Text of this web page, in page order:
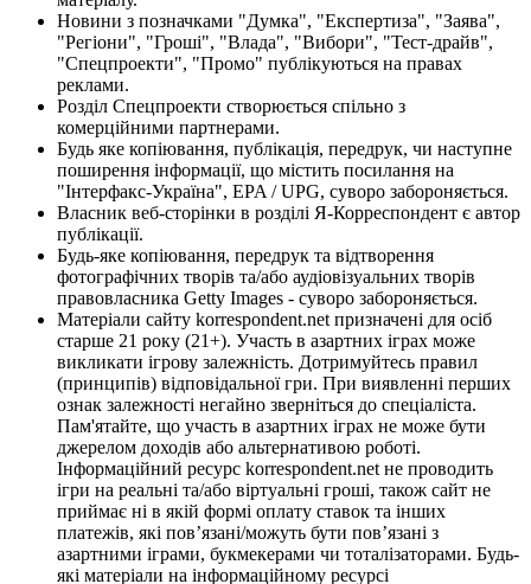
Новини з позначками "Думка", "Експертиза", "Заява",
"Регіони", "Гроші", "Влада", "Вибори", "Тест-драйв",
"Спецпроекти", "Промо" публікуються на правах
реклами.
Розділ Спецпроекти створюється спільно з
комерційними партнерами.
Будь яке копіювання, публікація, передрук, чи наступне
поширення інформації, що містить посилання на
"Інтерфакс-Україна", EPA / UPG, суворо забороняється.
Власник веб-сторінки в розділі Я-Корреспондент є автор
публікації.
Будь-яке копіювання, передрук та відтворення
фотографічних творів та/або аудіовізуальних творів
правовласника Getty Images - суворо забороняється.
Матеріали сайту korrespondent.net призначені для осіб
старше 21 року (21+). Участь в азартних іграх може
викликати ігрову залежність. Дотримуйтесь правил
(принципів) відповідальної гри. При виявленні перших
ознак залежності негайно зверніться до спеціаліста.
Пам'ятайте, що участь в азартних іграх не може бути
джерелом доходів або альтернативою роботі.
Інформаційний ресурс korrespondent.net не проводить
ігри на реальні та/або віртуальні гроші, також сайт не
приймає ні в якій формі оплату ставок та інших
платежів, які пов’язані/можуть бути пов’язані з
азартними іграми, букмекерами чи тоталізаторами. Будь-
які матеріали на інформаційному ресурсі